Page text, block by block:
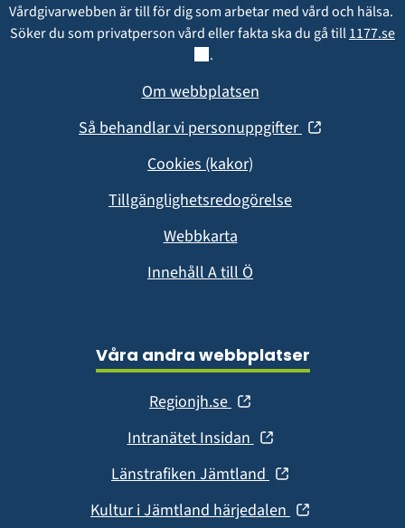
Vårdgivarwebben är till för dig som arbetar med vård och hälsa.
Söker du som privatperson vård eller fakta ska du gå till 1177.se
.
Om webbplatsen
Så behandlar vi personuppgifter (öppnas
Cookies (kakor)
Tillgänglighetsredogörelse
Webbkarta
Innehåll A till Ö
Våra andra webbplatser
Regionjh.se (öppnas
nytt
fönster)
Intranätet Insidan (öppnas
nytt
fönster)
Länstrafiken Jämtland (öppnas
nytt
Kultur i Jämtland härjedalen (öppnas